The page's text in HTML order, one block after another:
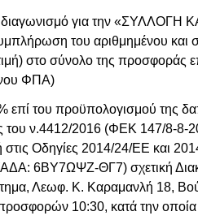
διαγωνισμό για την
του αριθμημένου και
στο σύνολο της προσφοράς
ΦΠΑ)
επί του προϋπολογισμού
του ν.4412/2016 (ΦΕΚ 147/8-8-
Οδηγίες 2014/24/ΕΕ και
6ΒΥ7ΩΨΖ-ΘΓ7) σχετική
Λεωφ. Κ. Καραμανλή 18,
10:30, κατά την